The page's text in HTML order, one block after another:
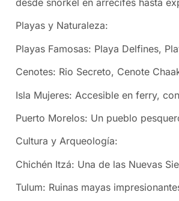
desde snorkel en arrecifes hasta
Playas y Naturaleza:
Playas Famosas: Playa Delfines,
Cenotes: Rio Secreto, Cenote
Isla Mujeres: Accesible en ferry,
Puerto Morelos: Un pueblo
Cultura y Arqueología:
Chichén Itzá: Una de las Nuevas
Tulum: Ruinas mayas